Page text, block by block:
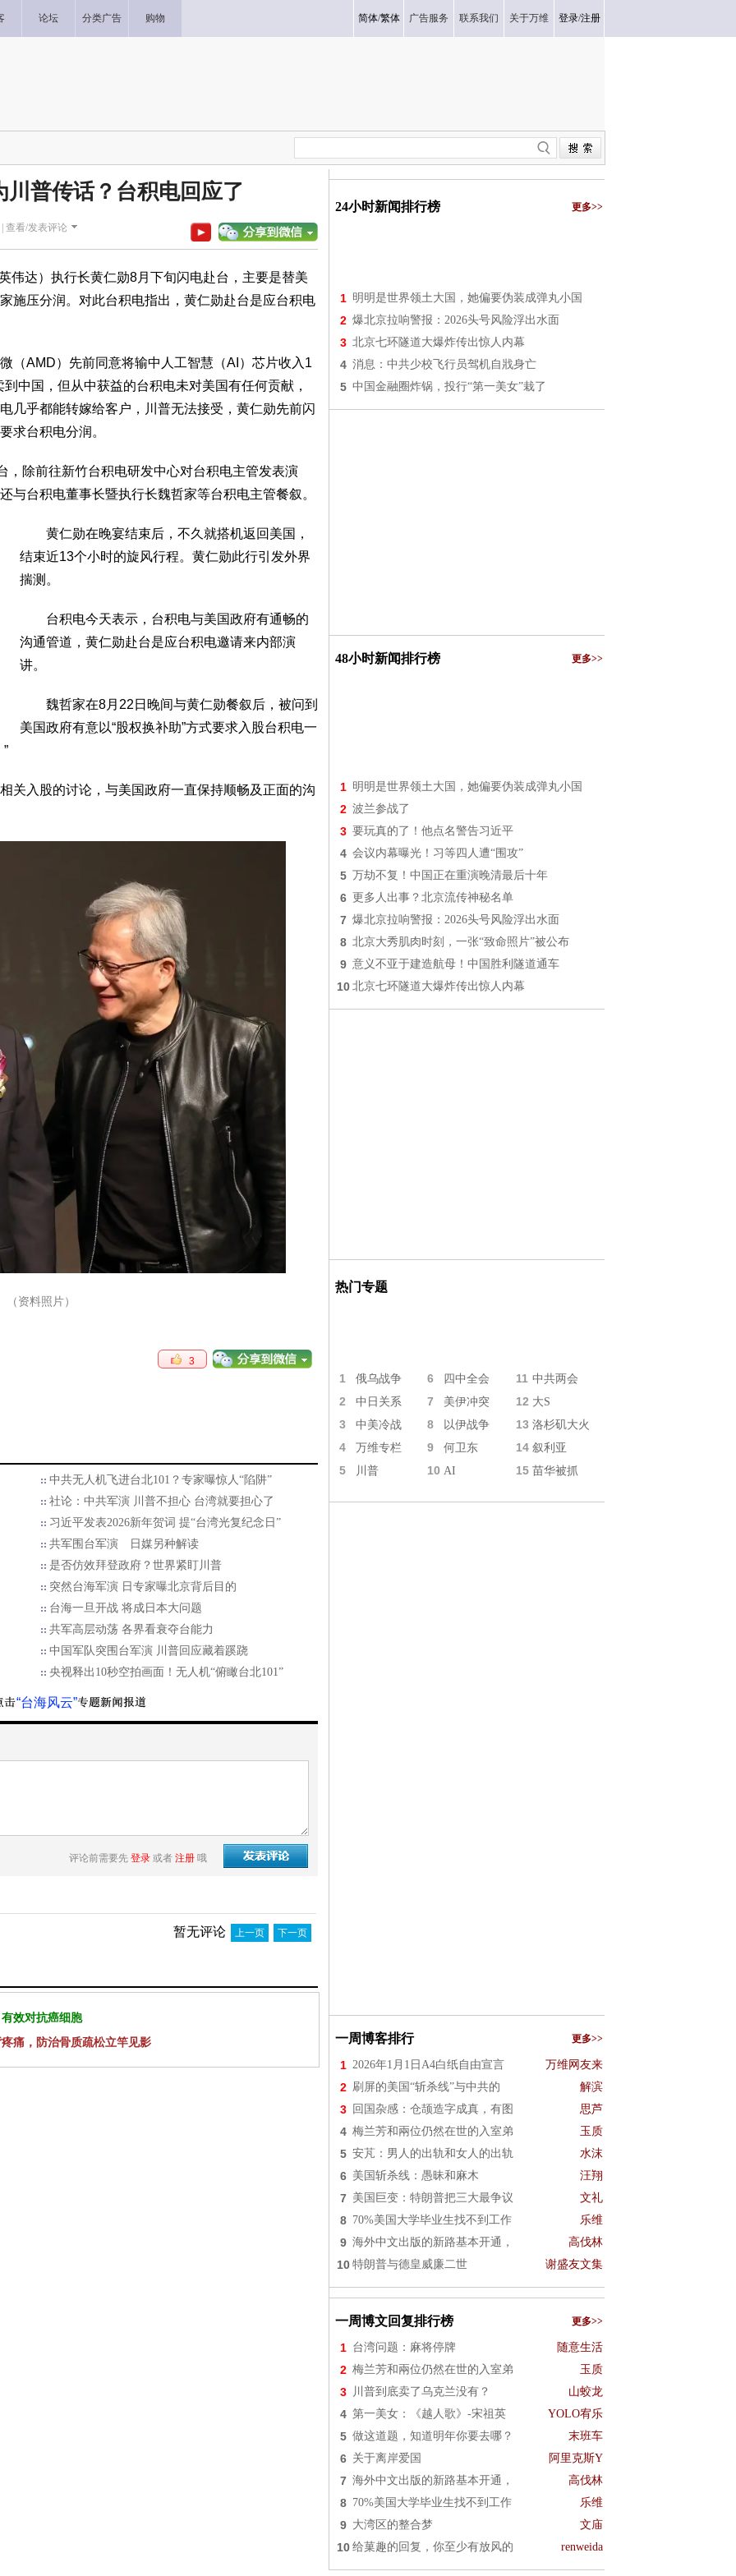
论坛 分类广告 购物 简体/繁体 广告服务 联系我们 关于万维 登录/注册
普传话？台积电回应了
查看/发表评论
达）执行长黄仁勋8月下旬闪电赴台，主要是替美
施压分润。对此台积电指出，黄仁勋赴台是应台积电
AMD）先前同意将输中人工智慧（AI）芯片收入1
中国，但从中获益的台积电未对美国有任何贡献，
几乎都能转嫁给客户，川普无法接受，黄仁勋先前闪
求台积电分润。
前往新竹台积电研发中心对台积电主管发表演
与台积电董事长暨执行长魏哲家等台积电主管餐叙。
黄仁勋在晚宴结束后，不久就搭机返回美国，
结束近13个小时的旋风行程。黄仁勋此行引发外界
揣测。
台积电今天表示，台积电与美国政府有通畅的
沟通管道，黄仁勋赴台是应台积电邀请来内部演
讲。
魏哲家在8月22日晚间与黄仁勋餐叙后，被问到
美国政府有意以“股权换补助”方式要求入股台积电一
入股的讨论，与美国政府一直保持顺畅及正面的沟
（资料照片）
3
中共无人机飞进台北101？专家曝惊人“陷阱”
社论：中共军演 川普不担心 台湾就要担心了
习近平发表2026新年贺词 提“台湾光复纪念日”
共军围台军演 日媒另种解读
是否仿效拜登政府？世界紧盯川普
突然台海军演 日专家曝北京背后目的
台海一旦开战 将成日本大问题
​共军高层动荡 各界看衰夺台能力
中国军队突围台军演 川普回应藏着蹊跷
央视释出10秒空拍画面！无人机“俯瞰台北101”
“台海风云”
评论前需要先 登录 或者 注册 哦
暂无评论 上一页 下一页
效对抗癌细胞
痛，防治骨质疏松立竿见影
24小时新闻排行榜 更多>>
1 明明是世界领土大国，她偏要伪装成弹丸小国
2 爆北京拉响警报：2026头号风险浮出水面
3 北京七环隧道大爆炸传出惊人内幕
4 消息：中共少校飞行员驾机自戕身亡
5 中国金融圈炸锅，投行“第一美女”栽了
48小时新闻排行榜 更多>>
1 明明是世界领土大国，她偏要伪装成弹丸小国
2 波兰参战了
3 要玩真的了！他点名警告习近平
4 会议内幕曝光！习等四人遭“围攻”
5 万劫不复！中国正在重演晚清最后十年
6 更多人出事？北京流传神秘名单
7 爆北京拉响警报：2026头号风险浮出水面
8 北京大秀肌肉时刻，一张“致命照片”被公布
9 意义不亚于建造航母！中国胜利隧道通车
10 北京七环隧道大爆炸传出惊人内幕
热门专题
1 俄乌战争 6 四中全会 11 中共两会
2 中日关系 7 美伊冲突 12 大S
3 中美冷战 8 以伊战争 13 洛杉矶大火
4 万维专栏 9 何卫东 14 叙利亚
5 川普 10 AI 15 苗华被抓
一周博客排行 更多>>
1 2026年1月1日A4白纸自由宣言 万维网友来
2 刷屏的美国“斩杀线”与中共的 解滨
3 回国杂感：仓颉造字成真，有图 思芦
4 梅兰芳和兩位仍然在世的入室弟 玉质
5 安芃：男人的出轨和女人的出轨 水沫
6 美国斩杀线：愚昧和麻木 汪翔
7 美国巨变：特朗普把三大最争议 文礼
8 70%美国大学毕业生找不到工作 乐维
9 海外中文出版的新路基本开通， 高伐林
10 特朗普与德皇威廉二世 谢盛友文集
一周博文回复排行榜 更多>>
1 台湾问题：麻将停牌 随意生活
2 梅兰芳和兩位仍然在世的入室弟 玉质
3 川普到底卖了乌克兰没有？ 山蛟龙
4 第一美女：《越人歌》-宋祖英 YOLO宥乐
5 做这道题，知道明年你要去哪？ 末班车
6 关于离岸爱国 阿里克斯Y
7 海外中文出版的新路基本开通， 高伐林
8 70%美国大学毕业生找不到工作 乐维
9 大湾区的整合梦 文庙
10 给菓趣的回复，你至少有放风的 renweida